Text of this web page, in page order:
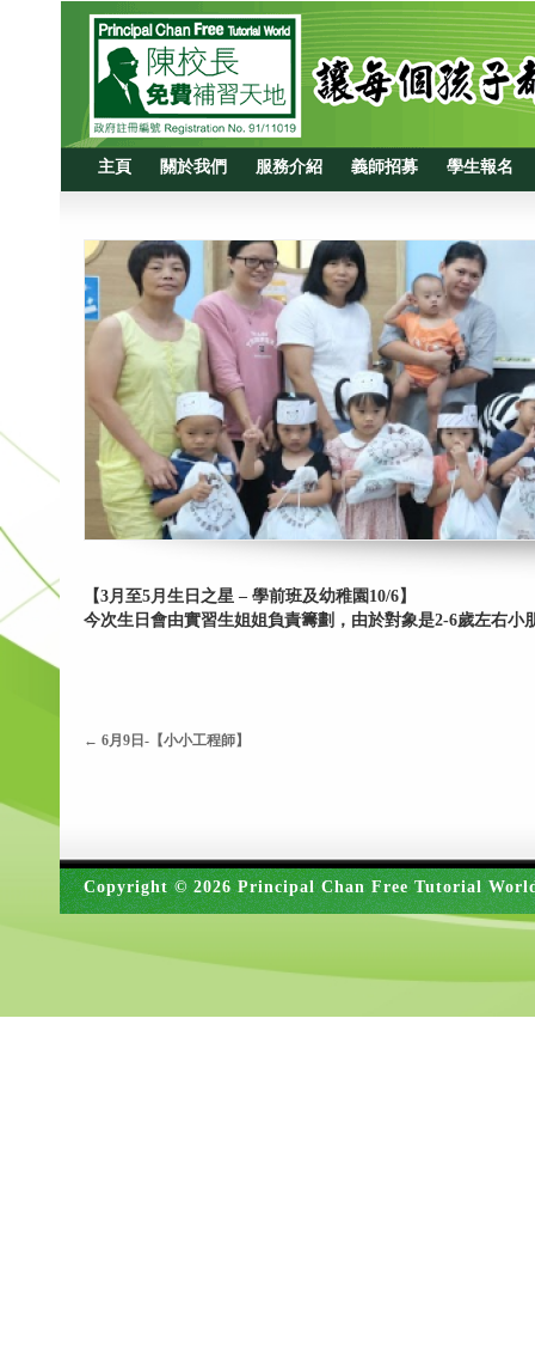
主頁 關於我們 服務介紹 義師招募 學生報名
【3月至5月生日之星 – 學前班及幼稚園10/6】
今次生日會由實習生姐姐負責籌劃，由於對象是2-6歲左右
← 6月9日-【小小工程師】
Copyright © 2026 Principal Chan Free Tutorial